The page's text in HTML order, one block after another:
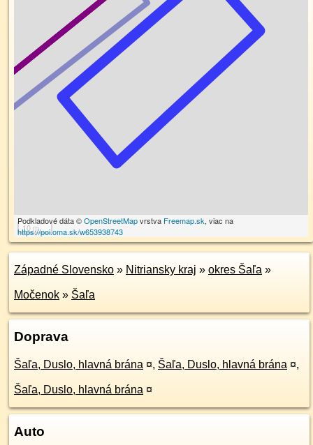
10 m
Podkladové dáta ©OpenStreetMapvrstva Freemap.sk, viac na
https://poi.oma.sk/w653938743
Západné Slovensko » Nitriansky kraj » okres Šaľa »
Močenok » Šaľa
Doprava
Šaľa, Duslo, hlavná brána ¤, Šaľa, Duslo, hlavná brána ¤,
Šaľa, Duslo, hlavná brána ¤
Auto